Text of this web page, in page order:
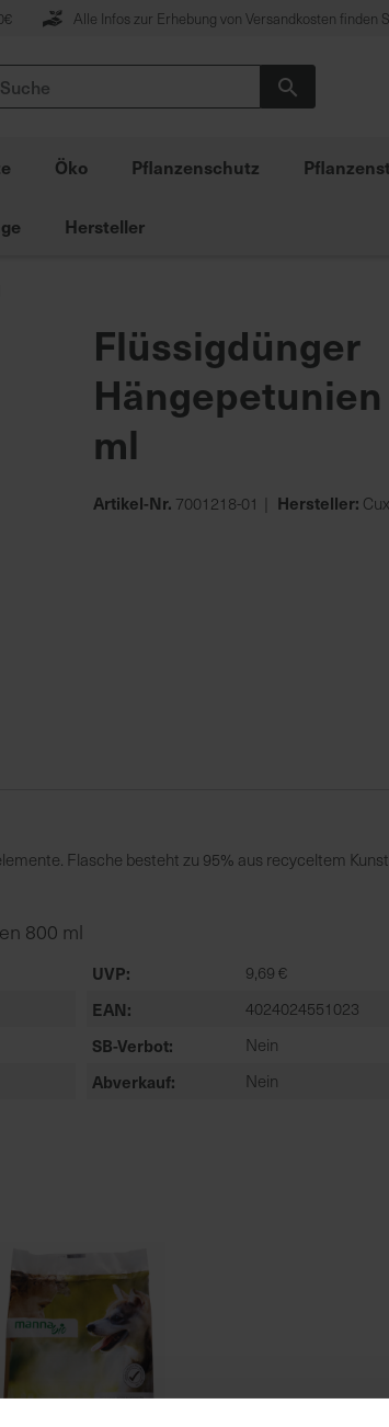
Alle Infos zur Erhebung von Versandkosten finden
Öko Pflanzenschutz
Hersteller
Flüssigdünger
ml
Artikel-Nr. 7001218-01 Hersteller:
Flasche besteht zu 95% aus recyceltem
800 ml
UVP 9,69 €
EAN 4024024551023
SB-Verbot Nein
Abverkauf Nein